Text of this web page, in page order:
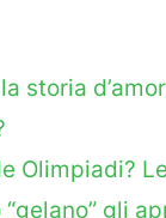
storia
Olimpiadi?
gli